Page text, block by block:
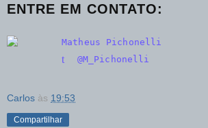
ENTRE EM CONTATO:
Matheus Pichonelli
t @M_Pichonelli
Carlos às 19:53
Compartilhar